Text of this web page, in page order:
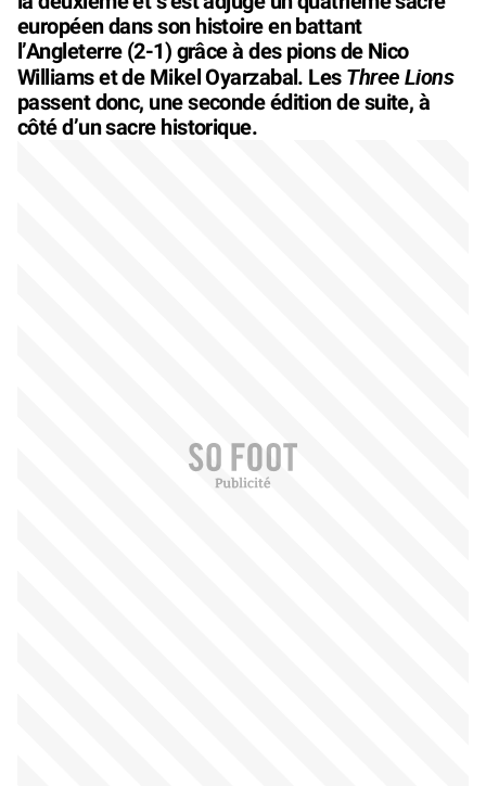
européen dans son histoire en battant
l’Angleterre (2-1) grâce à des pions de Nico
Williams et de Mikel Oyarzabal. Les Three Lions
passent donc, une seconde édition de suite, à
côté d’un sacre historique.